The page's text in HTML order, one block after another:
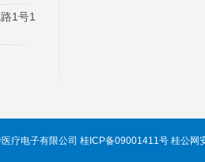
1号1
疗电子有限公司 桂ICP备09001411号 桂公网